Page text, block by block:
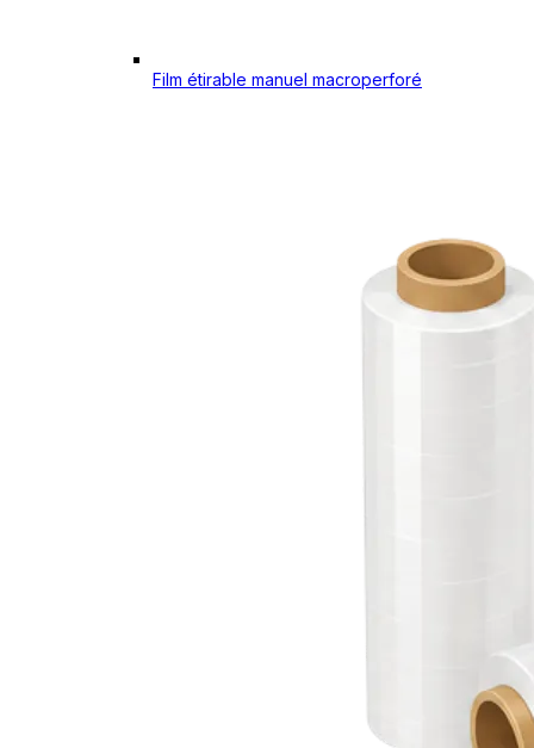
Film étirable manuel macroperforé